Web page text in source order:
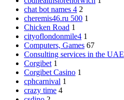
chat bot names 4 2
cheremis46.ru 500 1
Chicken Road 1
cityoflondonmile4 1
Computers, Games 67
Consulting services in the UAE
Corgibet 1
Corgibet Casino 1
cphcarnival 1
crazy time 4